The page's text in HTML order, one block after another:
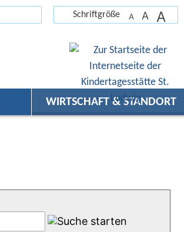
Schriftgröße A A A
WIRTSCHAFT & STANDORT